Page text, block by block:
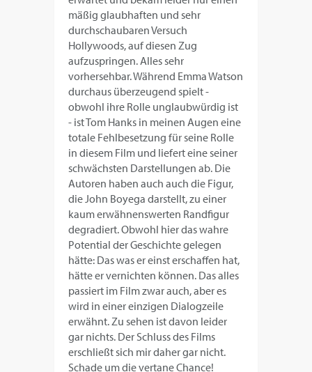
mäßig glaubhaften und sehr
durchschaubaren Versuch
Hollywoods, auf diesen Zug
aufzuspringen. Alles sehr
vorhersehbar. Während Emma Watson
durchaus überzeugend spielt -
obwohl ihre Rolle unglaubwürdig ist
- ist Tom Hanks in meinen Augen eine
totale Fehlbesetzung für seine Rolle
in diesem Film und liefert eine seiner
schwächsten Darstellungen ab. Die
Autoren haben auch auch die Figur,
die John Boyega darstellt, zu einer
kaum erwähnenswerten Randfigur
degradiert. Obwohl hier das wahre
Potential der Geschichte gelegen
hätte: Das was er einst erschaffen hat,
hätte er vernichten können. Das alles
passiert im Film zwar auch, aber es
wird in einer einzigen Dialogzeile
erwähnt. Zu sehen ist davon leider
gar nichts. Der Schluss des Films
erschließt sich mir daher gar nicht.
Schade um die vertane Chance!